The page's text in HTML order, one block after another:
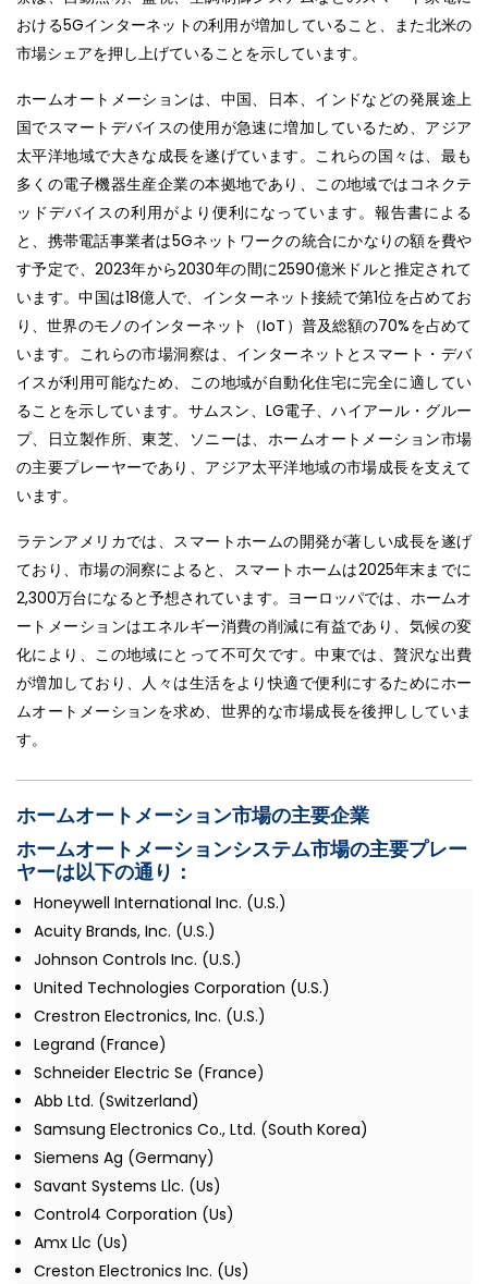
おける5Gインターネットの利用が増加していること、また北米の
市場シェアを押し上げていることを示しています。
ホームオートメーションは、中国、日本、インドなどの発展途上
国でスマートデバイスの使用が急速に増加しているため、アジア
太平洋地域で大きな成長を遂げています。これらの国々は、最も
多くの電子機器生産企業の本拠地であり、この地域ではコネクテ
ッドデバイスの利用がより便利になっています。報告書による
と、携帯電話事業者は5Gネットワークの統合にかなりの額を費や
す予定で、2023年から2030年の間に2590億米ドルと推定されて
います。中国は18億人で、インターネット接続で第1位を占めてお
り、世界のモノのインターネット（IoT）普及総額の70%を占めて
います。これらの市場洞察は、インターネットとスマート・デバ
イスが利用可能なため、この地域が自動化住宅に完全に適してい
ることを示しています。サムスン、LG電子、ハイアール・グルー
プ、日立製作所、東芝、ソニーは、ホームオートメーション市場
の主要プレーヤーであり、アジア太平洋地域の市場成長を支えて
います。
ラテンアメリカでは、スマートホームの開発が著しい成長を遂げ
ており、市場の洞察によると、スマートホームは2025年末までに
2,300万台になると予想されています。ヨーロッパでは、ホームオ
ートメーションはエネルギー消費の削減に有益であり、気候の変
化により、この地域にとって不可欠です。中東では、贅沢な出費
が増加しており、人々は生活をより快適で便利にするためにホー
ムオートメーションを求め、世界的な市場成長を後押ししていま
す。
ホームオートメーション市場の主要企業
ホームオートメーションシステム市場の主要プレー
ヤーは以下の通り：
Honeywell International Inc. (U.S.)
Acuity Brands, Inc. (U.S.)
Johnson Controls Inc. (U.S.)
United Technologies Corporation (U.S.)
Crestron Electronics, Inc. (U.S.)
Legrand (France)
Schneider Electric Se (France)
Abb Ltd. (Switzerland)
Samsung Electronics Co., Ltd. (South Korea)
Siemens Ag (Germany)
Savant Systems Llc. (Us)
Control4 Corporation (Us)
Amx Llc (Us)
Creston Electronics Inc. (Us)